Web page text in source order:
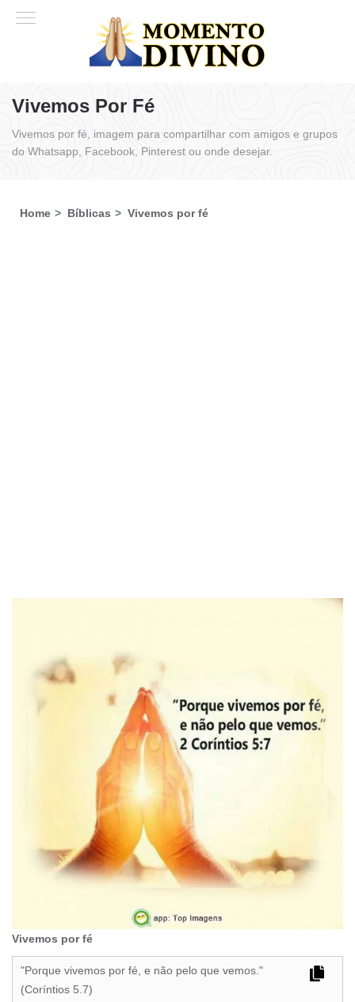
Vivemos Por Fé
Vivemos por fé, imagem para compartilhar com amigos e grupos
do Whatsapp, Facebook, Pinterest ou onde desejar.
Home Bíblicas Vivemos por fé
Vivemos por fé
"Porque vivemos por fé, e não pelo que vemos."
(Coríntios 5.7)